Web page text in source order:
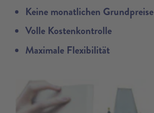
Keine monatlichen Grundpreise
Volle Kostenkontrolle
Maximale Flexibilität